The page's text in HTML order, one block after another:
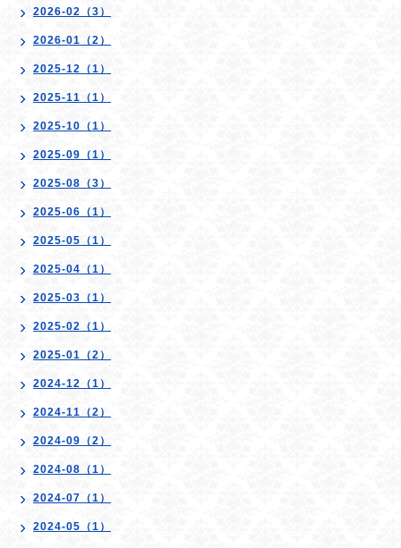
2026-02（3）
2026-01（2）
2025-12（1）
2025-11（1）
2025-10（1）
2025-09（1）
2025-08（3）
2025-06（1）
2025-05（1）
2025-04（1）
2025-03（1）
2025-02（1）
2025-01（2）
2024-12（1）
2024-11（2）
2024-09（2）
2024-08（1）
2024-07（1）
2024-05（1）